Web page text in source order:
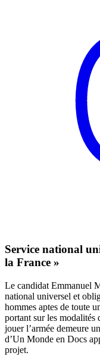
Service national
la France »
Le candidat Emmanuel
national universel et
hommes aptes de toute
portant sur les
jouer l’armée demeure
d’Un Monde en Docs
projet.